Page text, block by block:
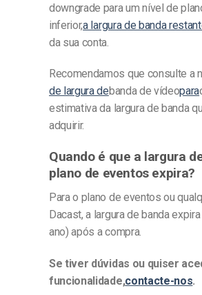
downgrade para um nível de
inferior,a largura de banda
da sua conta.
Recomendamos que consulte a
de largura debanda de vídeopara
estimativa da largura de banda
adquirir.
Quando é que a largura
plano de eventos expira?
Para o plano de eventos ou
Dacast, a largura de banda
ano) após a compra.
Se tiver dúvidas ou quiser
funcionalidade,contacte-nos.